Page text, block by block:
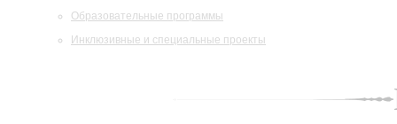
Образовательные программы
Инклюзивные и специальные проекты